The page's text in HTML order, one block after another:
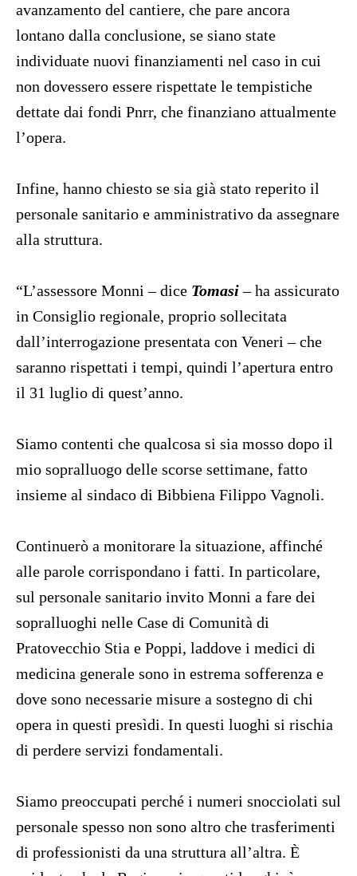
avanzamento del cantiere, che pare ancora
lontano dalla conclusione, se siano state
individuate nuovi finanziamenti nel caso in cui
non dovessero essere rispettate le tempistiche
dettate dai fondi Pnrr, che finanziano attualmente
l’opera.
Infine, hanno chiesto se sia già stato reperito il
personale sanitario e amministrativo da assegnare
alla struttura.
“L’assessore Monni – dice Tomasi– ha assicurato
in Consiglio regionale, proprio sollecitata
dall’interrogazione presentata con Veneri – che
saranno rispettati i tempi, quindi l’apertura entro
il 31 luglio di quest’anno.
Siamo contenti che qualcosa si sia mosso dopo il
mio sopralluogo delle scorse settimane, fatto
insieme al sindaco di Bibbiena Filippo Vagnoli.
Continuerò a monitorare la situazione, affinché
alle parole corrispondano i fatti. In particolare,
sul personale sanitario invito Monni a fare dei
sopralluoghi nelle Case di Comunità di
Pratovecchio Stia e Poppi, laddove i medici di
medicina generale sono in estrema sofferenza e
dove sono necessarie misure a sostegno di chi
opera in questi presìdi. In questi luoghi si rischia
di perdere servizi fondamentali.
Siamo preoccupati perché i numeri snocciolati sul
personale spesso non sono altro che trasferimenti
di professionisti da una struttura all’altra. È